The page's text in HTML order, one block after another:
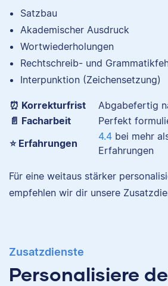
Satzbau
Akademischer Ausdruck
Wortwiederholungen
Rechtschreib- und
Interpunktion (Zeichensetzung)
⏰ Korrekturfrist
Abgabefertig
📄 Facharbeit
Perfekt
⭐ Erfahrungen
4.4 bei mehr
Erfahrungen
Für eine weitaus stärker
empfehlen wir dir unsere
Zusatzdienste
Personalisiere
Jonathan hat
Musiktheorie und
Kulturwissenschaften
neben seiner
freiberuflichen